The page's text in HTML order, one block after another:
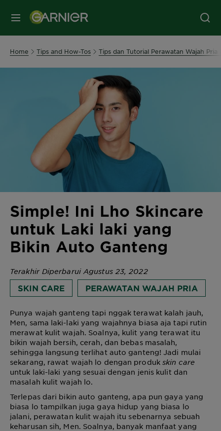
MENU
Home Tips and How-Tos Tips dan Tutorial Perawatan Wajah Pria
Simple! Ini Lho Skincare
untuk Laki laki yang
Bikin Auto Ganteng
Terakhir Diperbarui Agustus 23, 2022
SKIN CARE PERAWATAN WAJAH PRIA
Punya wajah ganteng tapi nggak terawat kalah jauh,
Men, sama laki-laki yang wajahnya biasa aja tapi rutin
merawat kulit wajah. Soalnya, kulit yang terawat itu
bikin wajah bersih, cerah, dan bebas masalah,
sehingga langsung terlihat auto ganteng! Jadi mulai
sekarang, rawat wajah lo dengan produk skin care
untuk laki-laki yang sesuai dengan jenis kulit dan
masalah kulit wajah lo.
Terlepas dari bikin auto ganteng, apa pun gaya yang
biasa lo tampilkan juga gaya hidup yang biasa lo
jalani, perawatan kulit wajah itu sebenarnya sebuah
keharusan sih, Men. Soalnya, banyak manfaat yang